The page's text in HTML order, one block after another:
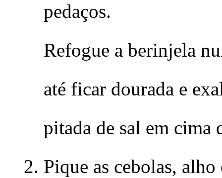
pedaços.
Refogue a berinjela
até ficar dourada e
pitada de sal em cima
Pique as cebolas,